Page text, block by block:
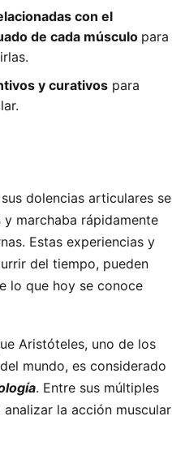
con el
de cada músculo para
y curativos para
dolencias articulares se
marchaba rápidamente
Estas experiencias y
del tiempo, pueden
lo que hoy se conoce
Aristóteles, uno de los
mundo, es considerado
. Entre sus múltiples
la acción muscular